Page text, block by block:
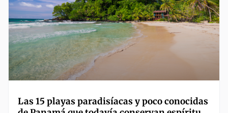
Las 15 playas paradisíacas y poco conocidas